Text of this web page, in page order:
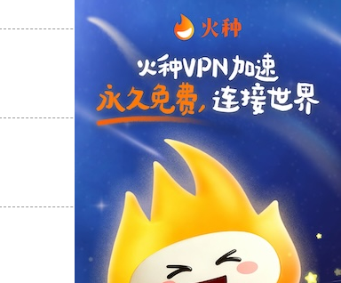
支持 [0] 反对[0]
支持[0] 反对
支持[0] 反对[0]